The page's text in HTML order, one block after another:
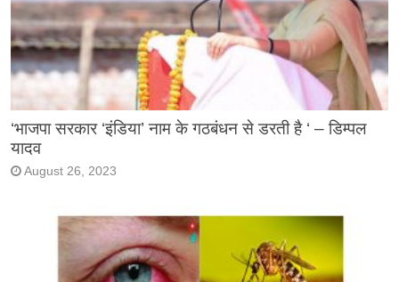
‘भाजपा सरकार ‘इंडिया’ नाम के गठबंधन से डरती है ‘ – डिम्पल
यादव
August 26, 2023